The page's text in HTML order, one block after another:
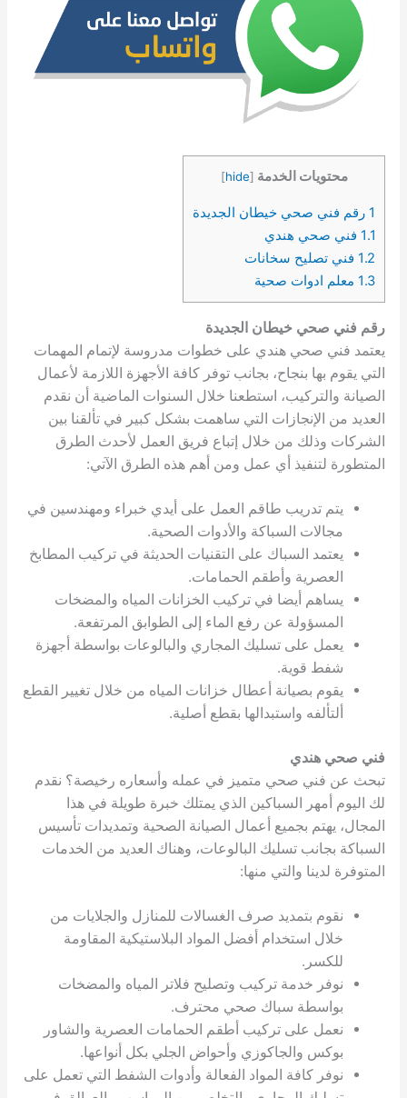
محتويات الخدمة [
hide
]
1رقم فني صحي خيطان الجديدة
1.1فني صحي هندي
1.2فني تصليح سخانات
1.3معلم ادوات صحية
رقم فني صحي خيطان الجديدة
يعتمد فني صحي هندي على خطوات مدروسة لإتمام المهمات
التي يقوم بها بنجاح، بجانب توفر كافة الأجهزة اللازمة لأعمال
الصيانة والتركيب، استطعنا خلال السنوات الماضية أن نقدم
العديد من الإنجازات التي ساهمت بشكل كبير في تألقنا بين
الشركات وذلك من خلال إتباع فريق العمل لأحدث الطرق
المتطورة لتنفيذ أي عمل ومن أهم هذه الطرق الآتي:
يتم تدريب طاقم العمل على أيدي خبراء ومهندسين في
مجالات السباكة والأدوات الصحية.
يعتمد السباك على التقنيات الحديثة في تركيب المطابخ
العصرية وأطقم الحمامات.
يساهم أيضا في تركيب الخزانات المياه والمضخات
المسؤولة عن رفع الماء إلى الطوابق المرتفعة.
يعمل على تسليك المجاري والبالوعات بواسطة أجهزة
شفط قوية.
يقوم بصيانة أعطال خزانات المياه من خلال تغيير القطع
ألتألفه واستبدالها بقطع أصلية.
فني صحي هندي
تبحث عن فني صحي متميز في عمله وأسعاره رخيصة؟ نقدم
لك اليوم أمهر السباكين الذي يمتلك خبرة طويلة في هذا
المجال، يهتم بجميع أعمال الصيانة الصحية وتمديدات تأسيس
السباكة بجانب تسليك البالوعات، وهناك العديد من الخدمات
المتوفرة لدينا والتي منها:
نقوم بتمديد صرف الغسالات للمنازل والجلايات من
خلال استخدام أفضل المواد البلاستيكية المقاومة
للكسر.
نوفر خدمة تركيب وتصليح فلاتر المياه والمضخات
بواسطة سباك صحي محترف.
نعمل على تركيب أطقم الحمامات العصرية والشاور
بوكس والجاكوزي وأحواض الجلي بكل أنواعها.
نوفر كافة المواد الفعالة وأدوات الشفط التي تعمل على